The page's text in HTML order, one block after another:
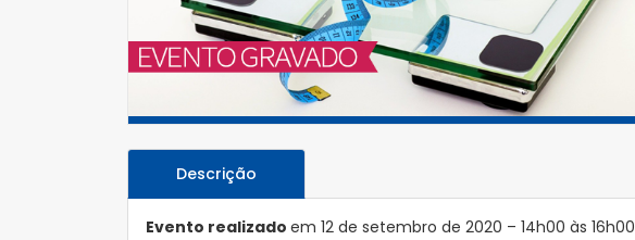
Descrição
Evento realizado em 12 de setembro de 2020 – 14h00 às 16h00